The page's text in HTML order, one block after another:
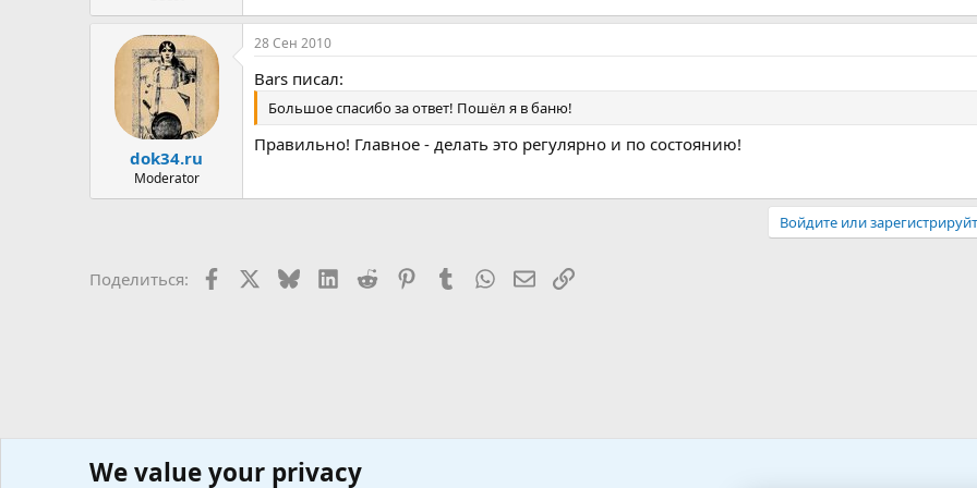
dok34.ru
Moderator
28 Сен 2010
Bars писал:
Большое спасибо за ответ! Пошёл я в баню!
Правильно! Главное - делать это регулярно и по состоянию!
Войдите или
Поделиться: Facebook BlueskyLinkedInReddit PinterestTumblrWhatsAppЭлектронная почта
Ссылка
We value your privacy